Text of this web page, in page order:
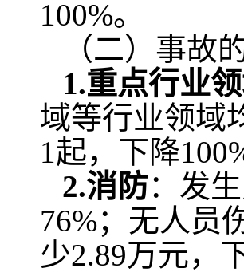
100%。
（二）事故
1.重点行业
域等行业领域
1起，下降
2.消防：发
76%；无人员
少2.89万元，